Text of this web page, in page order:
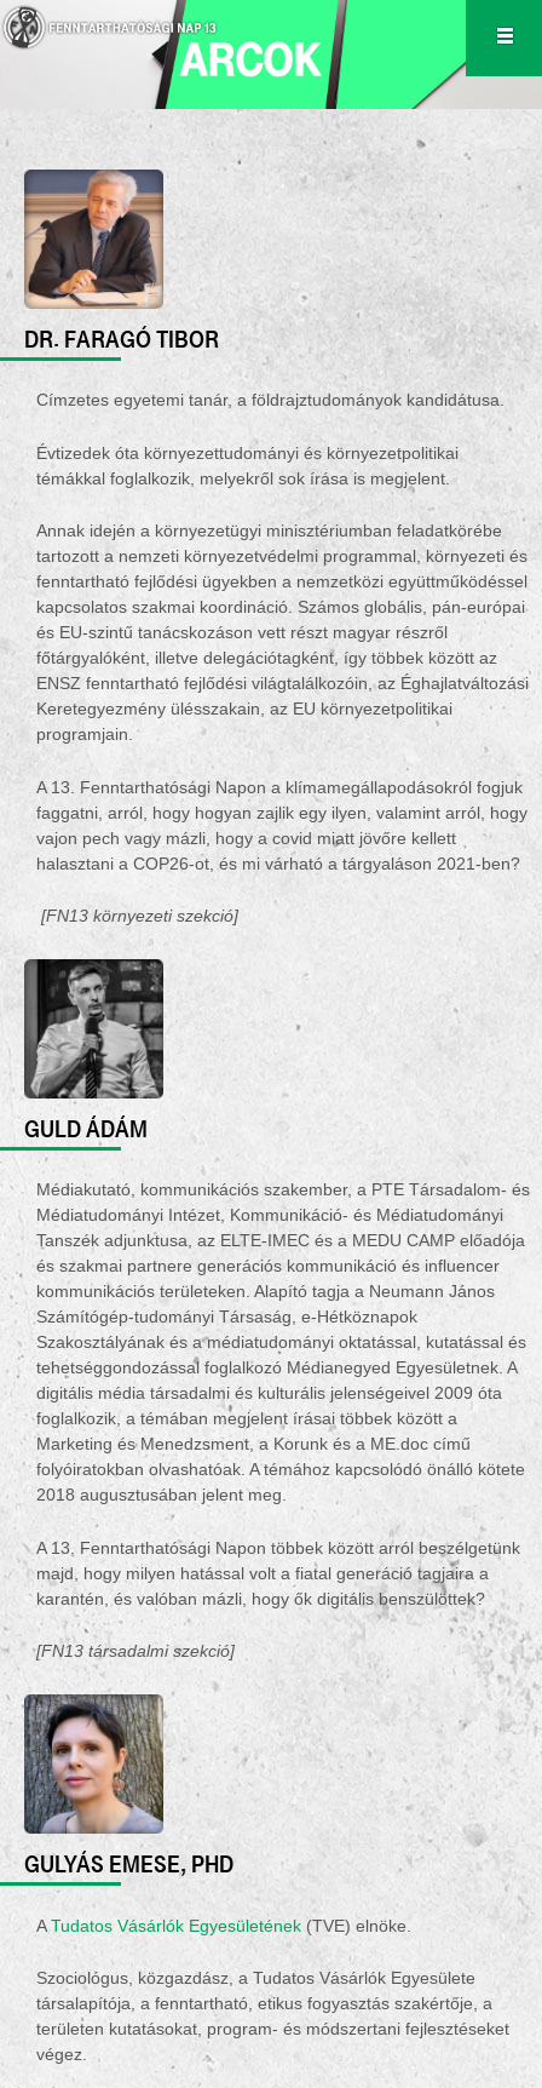
DR. FARAGÓ TIBOR
Címzetes egyetemi tanár, a földrajztudományok kandidátusa.
Évtizedek óta környezettudományi és környezetpolitikai
témákkal foglalkozik, melyekről sok írása is megjelent.
Annak idején a környezetügyi minisztériumban feladatkörébe
tartozott a nemzeti környezetvédelmi programmal, környezeti és
fenntartható fejlődési ügyekben a nemzetközi együttműködéssel
kapcsolatos szakmai koordináció. Számos globális, pán-európai
és EU-szintű tanácskozáson vett részt magyar részről
főtárgyalóként, illetve delegációtagként, így többek között az
ENSZ fenntartható fejlődési világtalálkozóin, az Éghajlatváltozási
Keretegyezmény ülésszakain, az EU környezetpolitikai
programjain.
A 13. Fenntarthatósági Napon a klímamegállapodásokról fogjuk
faggatni, arról, hogy hogyan zajlik egy ilyen, valamint arról, hogy
vajon pech vagy mázli, hogy a covid miatt jövőre kellett
halasztani a COP26-ot, és mi várható a tárgyaláson 2021-ben?
[FN13 környezeti szekció]
GULD ÁDÁM
Médiakutató, kommunikációs szakember, a PTE Társadalom- és
Médiatudományi Intézet, Kommunikáció- és Médiatudományi
Tanszék adjunktusa, az ELTE-IMEC és a MEDU CAMP előadója
és szakmai partnere generációs kommunikáció és influencer
kommunikációs területeken. Alapító tagja a Neumann János
Számítógép-tudományi Társaság, e-Hétköznapok
Szakosztályának és a médiatudományi oktatással, kutatással és
tehetséggondozással foglalkozó Médianegyed Egyesületnek. A
digitális média társadalmi és kulturális jelenségeivel 2009 óta
foglalkozik, a témában megjelent írásai többek között a
Marketing és Menedzsment, a Korunk és a ME.doc című
folyóiratokban olvashatóak. A témához kapcsolódó önálló kötete
2018 augusztusában jelent meg.
A 13. Fenntarthatósági Napon többek között arról beszélgetünk
majd, hogy milyen hatással volt a fiatal generáció tagjaira a
karantén, és valóban mázli, hogy ők digitális benszülöttek?
[FN13 társadalmi szekció]
GULYÁS EMESE, PHD
ATudatos Vásárlók Egyesületének (TVE) elnöke.
Szociológus, közgazdász, a Tudatos Vásárlók Egyesülete
társalapítója, a fenntartható, etikus fogyasztás szakértője, a
területen kutatásokat, program- és módszertani fejlesztéseket
végez.